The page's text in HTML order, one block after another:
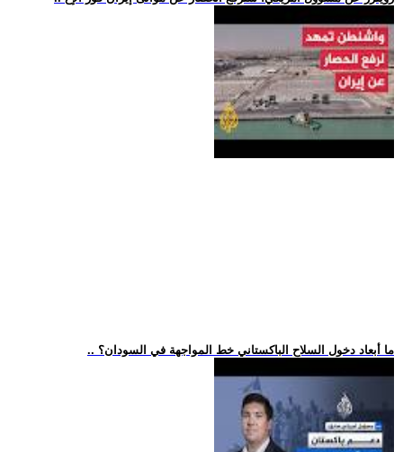
.. ما أبعاد دخول السلاح الباكستاني خط المواجهة في السودان؟